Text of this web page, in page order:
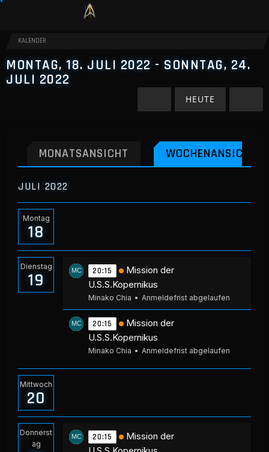
KALENDER
MONTAG, 18. JULI 2022 - SONNTAG, 24.
JULI 2022
HEUTE
MONATSANSICHT WOCHENANSICHT
JULI 2022
Montag
18
Dienstag
19 20:15
Mission der
U.S.S.Kopernikus
Minako Chia Anmeldefrist abgelaufen
20:15
Mission der
U.S.S.Kopernikus
Minako Chia Anmeldefrist abgelaufen
Mittwoch
20
Donnerst
ag
20:15
Mission der